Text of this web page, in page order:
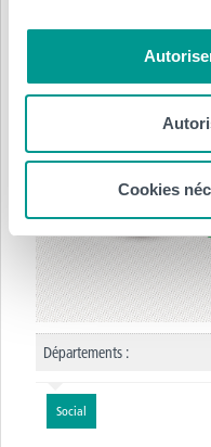
Cookies
mail:
Départements :
Social